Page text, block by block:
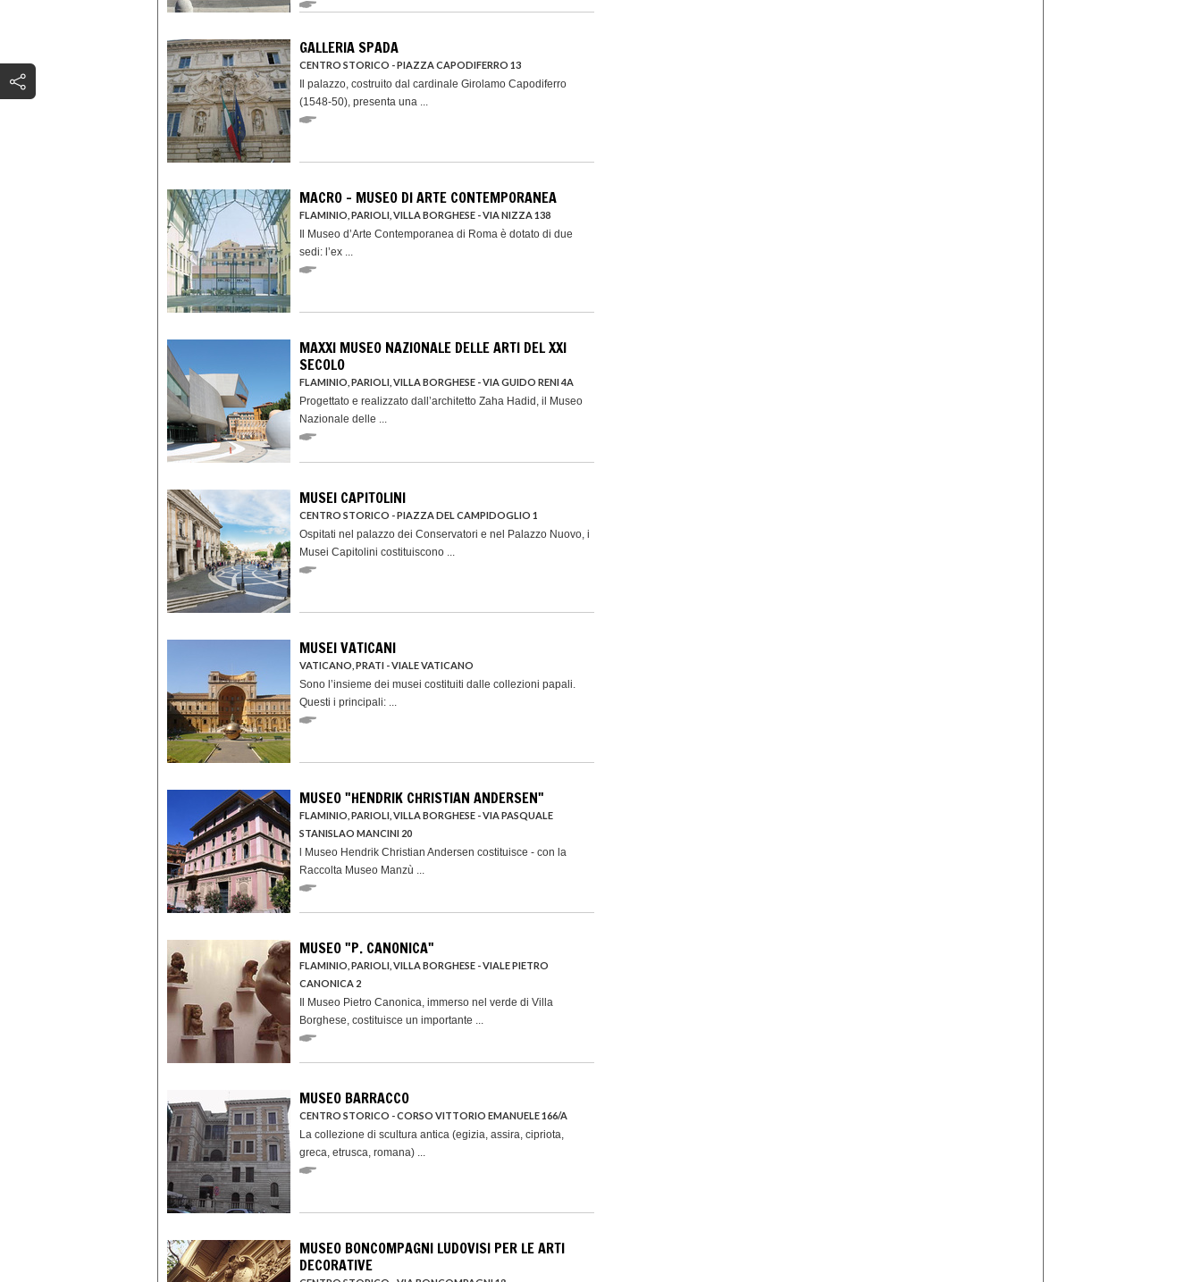
GALLERIA SPADA
CENTRO STORICO - PIAZZA CAPODIFERRO 13
Il palazzo, costruito dal cardinale Girolamo Capodiferro
(1548-50), presenta una ...
MACRO - MUSEO DI ARTE CONTEMPORANEA
FLAMINIO, PARIOLI, VILLA BORGHESE - VIA NIZZA 138
Il Museo d’Arte Contemporanea di Roma è dotato di due
sedi: l’ex ...
MAXXI MUSEO NAZIONALE DELLE ARTI DEL XXI
SECOLO
FLAMINIO, PARIOLI, VILLA BORGHESE - VIA GUIDO RENI 4A
Progettato e realizzato dall’architetto Zaha Hadid, il Museo
Nazionale delle ...
MUSEI CAPITOLINI
CENTRO STORICO - PIAZZA DEL CAMPIDOGLIO 1
Ospitati nel palazzo dei Conservatori e nel Palazzo Nuovo, i
Musei Capitolini costituiscono ...
MUSEI VATICANI
VATICANO, PRATI - VIALE VATICANO
Sono l’insieme dei musei costituiti dalle collezioni papali.
Questi i principali: ...
MUSEO "HENDRIK CHRISTIAN ANDERSEN"
FLAMINIO, PARIOLI, VILLA BORGHESE - VIA PASQUALE
STANISLAO MANCINI 20
l Museo Hendrik Christian Andersen costituisce - con la
Raccolta Museo Manzù ...
MUSEO "P. CANONICA"
FLAMINIO, PARIOLI, VILLA BORGHESE - VIALE PIETRO
CANONICA 2
Il Museo Pietro Canonica, immerso nel verde di Villa
Borghese, costituisce un importante ...
MUSEO BARRACCO
CENTRO STORICO - CORSO VITTORIO EMANUELE 166/A
La collezione di scultura antica (egizia, assira, cipriota,
greca, etrusca, romana) ...
MUSEO BONCOMPAGNI LUDOVISI PER LE ARTI
DECORATIVE